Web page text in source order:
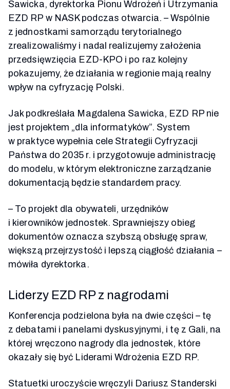
Sawicka, dyrektorka Pionu Wdrożeń i Utrzymania
EZD RP w NASK podczas otwarcia. –Wspólnie
z jednostkami samorządu terytorialnego
zrealizowaliśmy i nadal realizujemy założenia
przedsięwzięcia EZD-KPO i po raz kolejny
pokazujemy, że działania w regionie mają realny
wpływ na cyfryzację Polski.
Jak podkreślała Magdalena Sawicka, EZD RP nie
jest projektem „dla informatyków”. System
w praktyce wypełnia cele Strategii Cyfryzacji
Państwa do 2035 r. i przygotowuje administrację
do modelu, w którym elektroniczne zarządzanie
dokumentacją będzie standardem pracy.
– To projekt dla obywateli, urzędników
i kierowników jednostek. Sprawniejszy obieg
dokumentów oznacza szybszą obsługę spraw,
większą przejrzystość i lepszą ciągłość działania –
mówiła dyrektorka.
Liderzy EZD RP z nagrodami
Konferencja podzielona była na dwie części – tę
z debatami i panelami dyskusyjnymi, i tę z Gali, na
której wręczono nagrody dla jednostek, które
okazały się być Liderami Wdrożenia EZD RP.
Statuetki uroczyście wręczyli Dariusz Standerski